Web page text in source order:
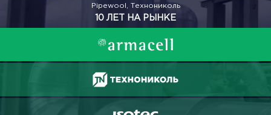
Pipewool, Технониколь
10 ЛЕТ НА РЫНКЕ